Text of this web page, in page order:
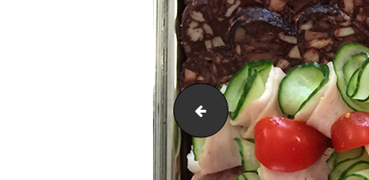
IMG_2740